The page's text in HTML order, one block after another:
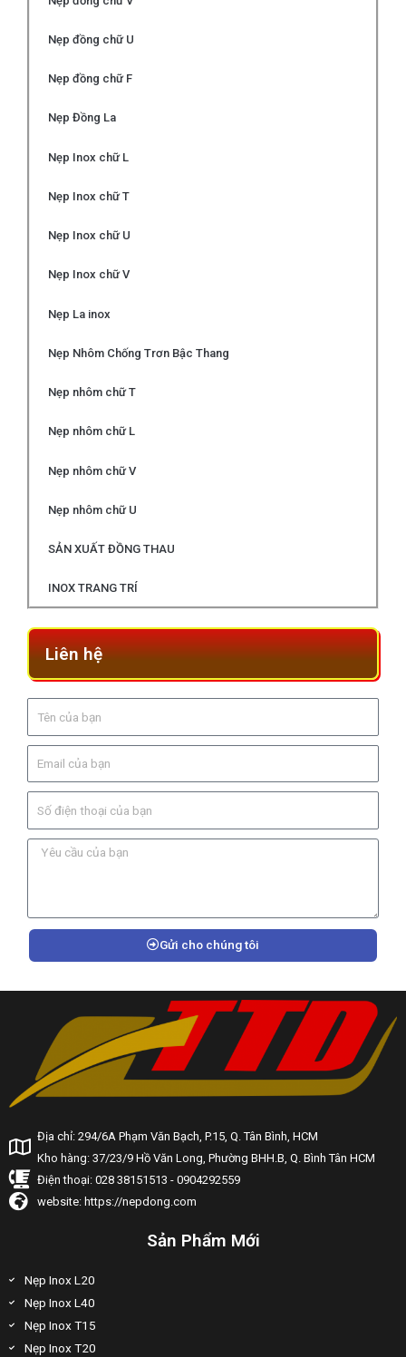
Nẹp đồng chữ U
Nẹp đồng chữ F
Nẹp Đồng La
Nẹp Inox chữ L
Nẹp Inox chữ T
Nẹp Inox chữ U
Nẹp Inox chữ V
Nẹp La inox
Nẹp Nhôm Chống Trơn Bậc Thang
Nẹp nhôm chữ T
Nẹp nhôm chữ L
Nẹp nhôm chữ V
Nẹp nhôm chữ U
SẢN XUẤT ĐỒNG THAU
INOX TRANG TRÍ
Liên hệ
Gửi cho chúng tôi
Địa chỉ: 294/6A Phạm Văn Bạch, P.15, Q. Tân Bình, HCM
Kho hàng: 37/23/9 Hồ Văn Long, Phường BHH.B, Q. Bình Tân HCM
Điện thoại: 028 38151513 - 0904292559
website: https://nepdong.com
Sản Phẩm Mới
Nẹp Inox L20
Nẹp Inox L40
Nẹp Inox T15
Nẹp Inox T20